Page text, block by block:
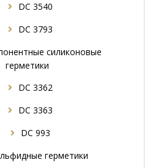
DC 3540
DC 3793
силиконовые
герметики
DC 3362
DC 3363
DC 993
герметики